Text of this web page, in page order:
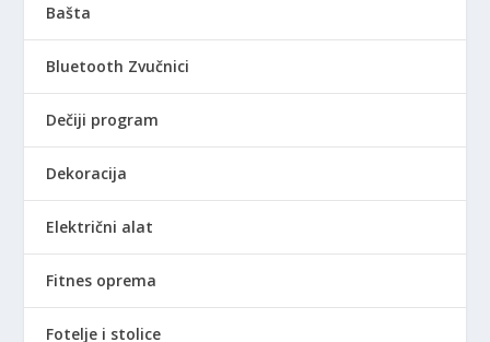
Bašta
Bluetooth Zvučnici
Dečiji program
Dekoracija
Električni alat
Fitnes oprema
Fotelje i stolice